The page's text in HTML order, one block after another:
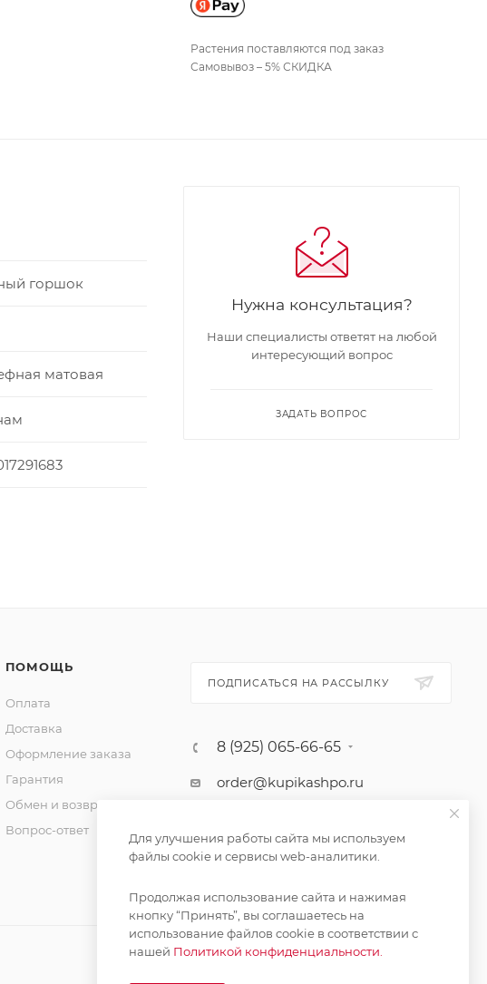
Растения поставляются под заказ
Самовывоз – 5% СКИДКА
горшок
матовая
Нужна консультация?
Наши специалисты ответят на любой
интересующий вопрос
ЗАДАТЬ ВОПРОС
ПОМОЩЬ
Оплата
Доставка
Оформление заказа
Гарантия
Обмен и возврат
Вопрос-ответ
ПОДПИСАТЬСЯ НА РАССЫЛКУ
8 (925) 065-66-65
order@kupikashpo.ru
Для улучшения работы сайта мы используем
файлы cookie и сервисы web-аналитики.
Продолжая использование сайта и нажимая
кнопку “Принять”, вы соглашаетесь на
использование файлов cookie в соответствии с
нашей Политикой конфиденциальности.